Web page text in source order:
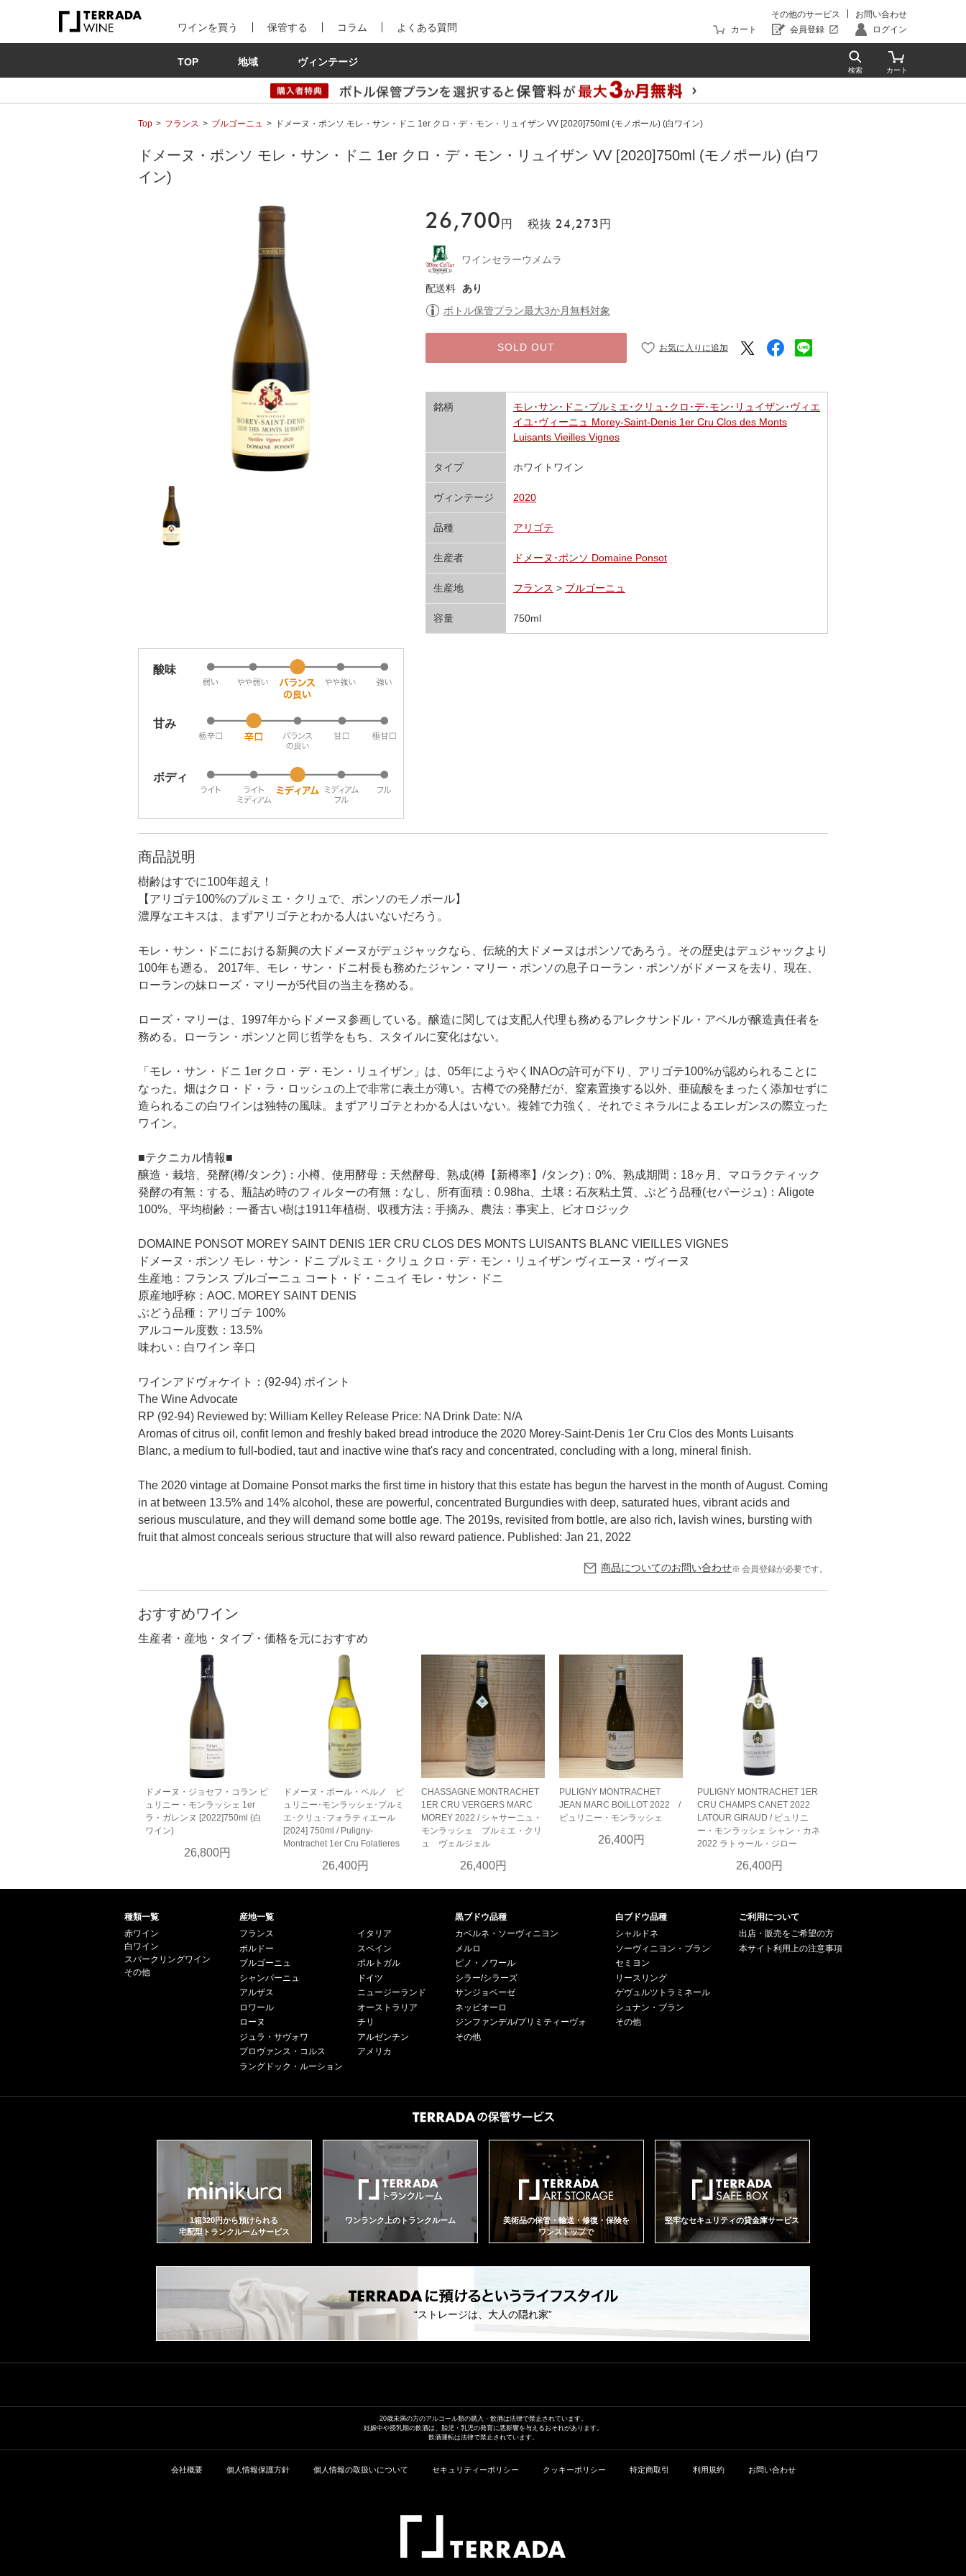
ワインを買う 保管する コラム よくある質問
その他のサービス
お問い合わせ
カート
会員登録 ログイン
TOP 地域 ヴィンテージ
Top フランス ブルゴーニュ ドメーヌ・ポンソ モレ・サン・ドニ 1er クロ・デ・モン・リュイザン VV [2020]750ml (モノポール) (白ワイン)
ドメーヌ・ポンソ モレ・サン・ドニ 1er クロ・デ・モン・リュイザン VV [2020]750ml (モノポール) (白ワ
イン)
26,700 円 税抜 24,273 円
ワインセラーウメムラ
配送料
あり
ボトル保管プラン最大3か月無料対象
SOLD OUT
銘柄
モレ･サン･ドニ･プルミエ･クリュ･クロ･デ･モン･リュイザン･ヴィエ
イユ･ヴィーニュ Morey-Saint-Denis 1er Cru Clos des Monts
Luisants Vieilles Vignes
タイプ ホワイトワイン
ヴィンテージ 2020
品種 アリゴテ
生産者 ドメーヌ･ポンソ Domaine Ponsot
生産地 フランス > ブルゴーニュ
容量 750ml
酸味
甘み
ボディ
商品説明
樹齢はすでに100年超え！
【アリゴテ100%のプルミエ・クリュで、ポンソのモノポール】
濃厚なエキスは、まずアリゴテとわかる人はいないだろう。
モレ・サン・ドニにおける新興の大ドメーヌがデュジャックなら、伝統的大ドメーヌはポンソであろう。その歴史はデュジャックより
100年も遡る。 2017年、モレ・サン・ドニ村長も務めたジャン・マリー・ポンソの息子ローラン・ポンソがドメーヌを去り、現在、
ローランの妹ローズ・マリーが5代目の当主を務める。
ローズ・マリーは、1997年からドメーヌ参画している。醸造に関しては支配人代理も務めるアレクサンドル・アベルが醸造責任者を
務める。ローラン・ポンソと同じ哲学をもち、スタイルに変化はない。
「モレ・サン・ドニ 1er クロ・デ・モン・リュイザン」は、05年にようやくINAOの許可が下り、アリゴテ100%が認められることに
なった。畑はクロ・ド・ラ・ロッシュの上で非常に表土が薄い。古樽での発酵だが、窒素置換する以外、亜硫酸をまったく添加せずに
造られるこの白ワインは独特の風味。まずアリゴテとわかる人はいない。複雑で力強く、それでミネラルによるエレガンスの際立った
ワイン。
■テクニカル情報■
醸造・栽培、発酵(樽/タンク)：小樽、使用酵母：天然酵母、熟成(樽【新樽率】/タンク)：0%、熟成期間：18ヶ月、マロラクティック
発酵の有無：する、瓶詰め時のフィルターの有無：なし、所有面積：0.98ha、土壌：石灰粘土質、ぶどう品種(セパージュ)：Aligote
100%、平均樹齢：一番古い樹は1911年植樹、収穫方法：手摘み、農法：事実上、ビオロジック
DOMAINE PONSOT MOREY SAINT DENIS 1ER CRU CLOS DES MONTS LUISANTS BLANC VIEILLES VIGNES
ドメーヌ・ポンソ モレ・サン・ドニ プルミエ・クリュ クロ・デ・モン・リュイザン ヴィエーヌ・ヴィーヌ
生産地：フランス ブルゴーニュ コート・ド・ニュイ モレ・サン・ドニ
原産地呼称：AOC. MOREY SAINT DENIS
ぶどう品種：アリゴテ 100%
アルコール度数：13.5%
味わい：白ワイン 辛口
ワインアドヴォケイト：(92-94) ポイント
The Wine Advocate
RP (92-94) Reviewed by: William Kelley Release Price: NA Drink Date: N/A
Aromas of citrus oil, confit lemon and freshly baked bread introduce the 2020 Morey-Saint-Denis 1er Cru Clos des Monts Luisants
Blanc, a medium to full-bodied, taut and inactive wine that's racy and concentrated, concluding with a long, mineral finish.
The 2020 vintage at Domaine Ponsot marks the first time in history that this estate has begun the harvest in the month of August. Coming
in at between 13.5% and 14% alcohol, these are powerful, concentrated Burgundies with deep, saturated hues, vibrant acids and
serious musculature, and they will demand some bottle age. The 2019s, revisited from bottle, are also rich, lavish wines, bursting with
fruit that almost conceals serious structure that will also reward patience. Published: Jan 21, 2022
商品についてのお問い合わせ 会員登録が必要です。
おすすめワイン
生産者・産地・タイプ・価格を元におすすめ
ドメーヌ・ジョセフ・コラン ピ
ュリニー・モンラッシェ 1er
ラ・ガレンヌ [2022]750ml (白
ワイン)
26,800円
ドメーヌ・ポール・ペルノ ピ
ュリニー･モンラッシェ･プルミ
エ･クリュ･フォラティエール
[2024] 750ml / Puligny-
Montrachet 1er Cru Folatieres
26,400円
CHASSAGNE MONTRACHET
1ER CRU VERGERS MARC
MOREY 2022 / シャサーニュ・
モンラッシェ プルミエ・クリ
ュ ヴェルジェル
26,400円
PULIGNY MONTRACHET
JEAN MARC BOILLOT 2022 /
ピュリニー・モンラッシェ
26,400円
PULIGNY MONTRACHET 1ER
CRU CHAMPS CANET 2022
LATOUR GIRAUD / ピュリニ
ー・モンラッシェ シャン・カネ
2022 ラトゥール・ジロー
26,400円
種類一覧
赤ワイン
白ワイン
スパークリングワイン
その他
産地一覧
フランス
ボルドー
ブルゴーニュ
シャンパーニュ
アルザス
ロワール
ローヌ
ジュラ・サヴォワ
プロヴァンス・コルス
ラングドック・ルーション
イタリア
スペイン
ポルトガル
ドイツ
ニュージーランド
オーストラリア
チリ
アルゼンチン
アメリカ
黒ブドウ品種
カベルネ・ソーヴィニヨン
メルロ
ピノ・ノワール
シラー/シラーズ
サンジョベーゼ
ネッビオーロ
ジンファンデル/プリミティーヴォ
その他
白ブドウ品種
シャルドネ
ソーヴィニヨン・ブラン
セミヨン
リースリング
ゲヴュルツトラミネール
シュナン・ブラン
その他
ご利用について
出店・販売をご希望の方
本サイト利用上の注意事項
1箱320円から預けられる
宅配型トランクルームサービス
ワンランク上のトランクルーム
美術品の保管・輸送・修復・保険を
ワンストップで
堅牢なセキュリティの貸金庫サービス
“ストレージは、大人の隠れ家”
20歳未満の方のアルコール類の購入・飲酒は法律で禁止されています。
妊娠中や授乳期の飲酒は、胎児・乳児の発育に悪影響を与えるおそれがあります。
飲酒運転は法律で禁止されています。
会社概要 個人情報保護方針 個人情報の取扱いについて セキュリティーポリシー クッキーポリシー 特定商取引 利用規約 お問い合わせ